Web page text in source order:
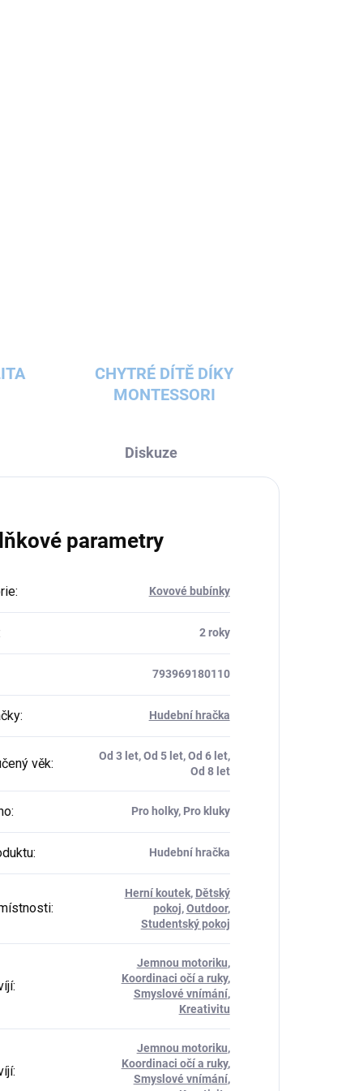
Díky snadnému hraní
CHYTRÉ DÍTĚ DÍKY
MONTESSORI
Diskuze
parametry
: Kovové bubínky
2 roky
793969180110
: Hudební hračka
věk:
Od 3 let, Od 5 let, Od 6 let,
Od 8 let
: Pro holky, Pro kluky
: Hudební hračka
:
Herní koutek, Dětský
pokoj,Outdoor,
Studentský pokoj
:
Jemnou motoriku,
Koordinaci očí a ruky,
Smyslové vnímání,
Kreativitu
:
Jemnou motoriku,
Koordinaci očí a ruky,
Smyslové vnímání,